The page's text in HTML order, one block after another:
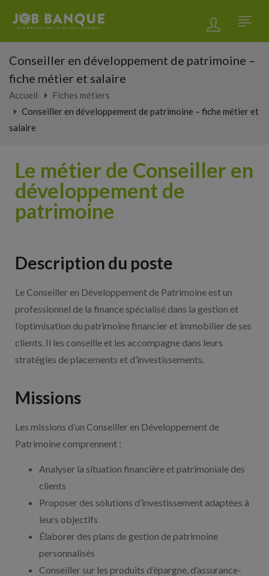
Conseiller en développement de patrimoine –
fiche métier et salaire
Accueil
Fiches métiers
Conseiller en développement de patrimoine – fiche métier et
salaire
Le métier de Conseiller en
développement de
patrimoine
Description du poste
Le Conseiller en Développement de Patrimoine est un
professionnel de la finance spécialisé dans la gestion et
l’optimisation du patrimoine financier et immobilier de ses
clients. Il les conseille et les accompagne dans leurs
stratégies de placements et d’investissements.
Missions
Les missions d’un Conseiller en Développement de
Patrimoine comprennent :
Analyser la situation financière et patrimoniale des
clients
Proposer des solutions d’investissement adaptées à
leurs objectifs
Élaborer des plans de gestion de patrimoine
personnalisés
Conseiller sur les produits d’épargne, d’assurance-